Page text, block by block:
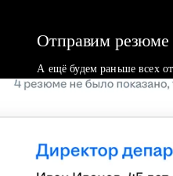
Отправим резюме
А ещё будем раньше всех